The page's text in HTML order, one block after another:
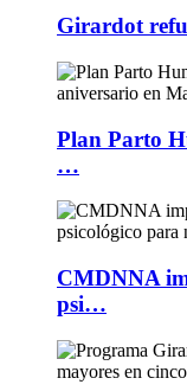
Girardot
Plan Parto
…
CMDNNA
psi…